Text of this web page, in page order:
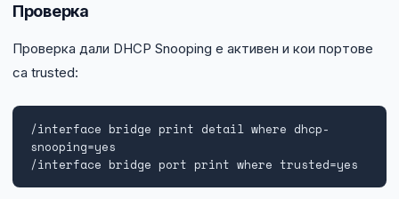
Проверка
Проверка дали DHCP Snooping е активен и кои портове
са trusted:
/interface bridge print detail where dhcp-
snooping=yes
/interface bridge port print where trusted=yes